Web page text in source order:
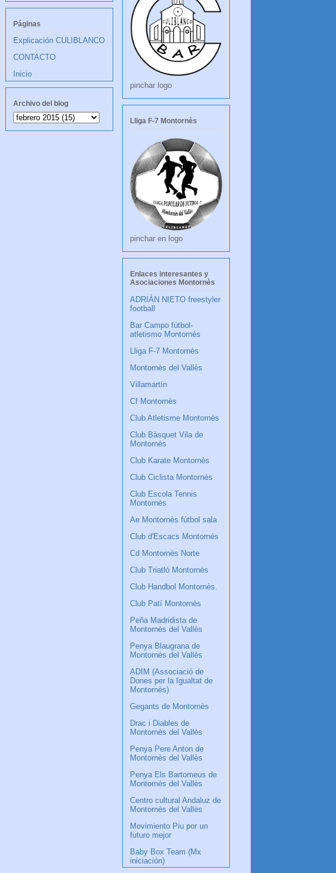
Páginas
Explicación CULIBLANCO
CONTACTO
Inicio
Archivo del blog
pinchar logo
Lliga F-7 Montornès
pinchar en logo
Enlaces interesantes y
Asociaciones Montornès
ADRIÁN NIETO freestyler
football
Bar Campo fútbol-
atletismo Montornès
Lliga F-7 Montornès
Montornès del Vallès
Villamartín
Cf Montornès
Club Atletisme Montornès
Club Bàsquet Vila de
Montornès
Club Karate Montornès
Club Ciclista Montornès
Club Escola Tennis
Montornès
Ae Montornès fútbol sala
Club d'Escacs Montornés
Cd Montornès Norte
Club Triatló Montornès
Club Handbol Montornès.
Club Patí Montornès
Peña Madridista de
Montornès del Vallès
Penya Blaugrana de
Montornès del Vallès
ADIM (Associació de
Dones per la Igualtat de
Montornès)
Gegants de Montornès
Drac i Diables de
Montornès del Vallès
Penya Pere Anton de
Montornès del Vallès
Penya Els Bartomeus de
Montornès del Vallès
Centro cultural Andaluz de
Montornès del Vallès
Movimiento Piu por un
futuro mejor
Baby Box Team (Mx
iniciación)